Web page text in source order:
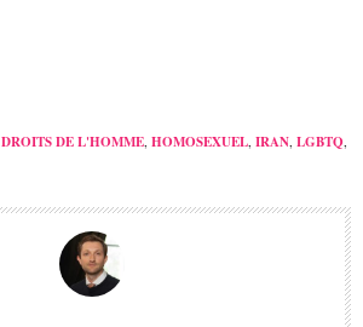
DROITS DE L'HOMME HOMOSEXUEL IRAN LGBTQ